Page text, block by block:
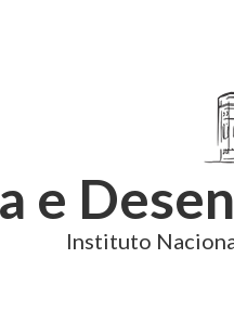
e
Instituto